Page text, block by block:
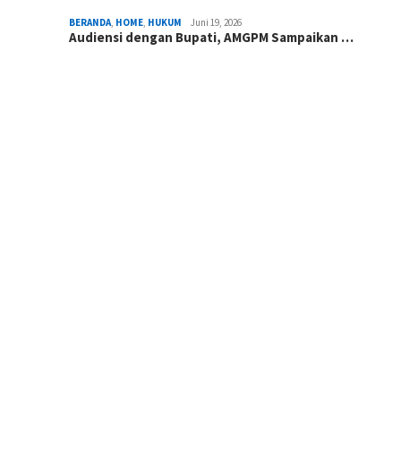
BERANDA, HOME, HUKUM Juni 19, 2026
Audiensi dengan Bupati, AMGPM Sampaikan …